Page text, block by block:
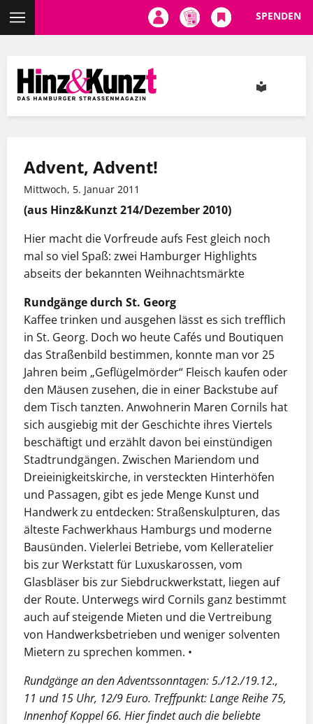
Inhalt
SPENDEN
Advent, Advent!
Mittwoch, 5. Januar 2011
(aus Hinz&Kunzt 214/Dezember 2010)
Hier macht die Vorfreude aufs Fest gleich noch
mal so viel Spaß: zwei Hamburger Highlights
abseits der bekannten Weihnachtsmärkte
Rundgänge durch St. Georg
Kaffee trinken und ausgehen lässt es sich trefflich
in St. Georg. Doch wo heute Cafés und Boutiquen
das Straßenbild bestimmen, konnte man vor 25
Jahren beim „Geflügelmörder“ Fleisch kaufen oder
den Mäusen zusehen, die in einer Backstube auf
dem Tisch tanzten. Anwohnerin Maren Cornils hat
sich ausgiebig mit der Geschichte ihres Viertels
beschäftigt und erzählt davon bei einstündigen
Stadtrundgängen. Zwischen Mariendom und
Dreieinigkeitskirche, in versteckten Hinterhöfen
und Passagen, gibt es jede Menge Kunst und
Handwerk zu entdecken: Straßenskulpturen, das
älteste Fachwerkhaus Hamburgs und moderne
Bausünden. Vielerlei Betriebe, vom Kelleratelier
bis zur Werkstatt für Luxuskarossen, vom
Glasbläser bis zur Siebdruckwerkstatt, liegen auf
der Route. Unterwegs wird Cornils ganz bestimmt
auch auf steigende Mieten und die Vertreibung
von Handwerksbetrieben und weniger solventen
Mietern zu sprechen kommen. •
Rundgänge an den Adventssonntagen: 5./12./19.12.,
11 und 15 Uhr, 12/9 Euro. Treffpunkt: Lange Reihe 75,
Innenhof Koppel 66. Hier findet auch die beliebte